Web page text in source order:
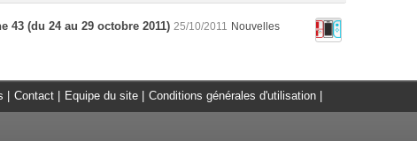
43 (du 24 au 29 octobre 2011) 25/10/2011
Nouvelles
Contact Equipe du site Conditions générales d'utilisation